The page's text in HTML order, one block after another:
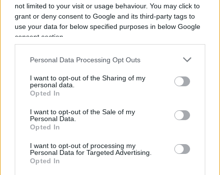
not limited to your visit or usage behaviour. You may click to
grant or deny consent to Google and its third-party tags to
use your data for below specified purposes in below Google
consent section.
Personal Data Processing Opt Outs
I want to opt-out of the Sharing of my
personal data.
Opted In
I want to opt-out of the Sale of my
Personal Data.
Opted In
I want to opt-out of processing my
Personal Data for Targeted Advertising.
Opted In
alcuna giustificazione, al pari di quella misteriosa
ragione che impedisce ai giudici di rimandare a
casa i tre minori, consentendo loro almeno di
passare il Natale coi propri genitori.
Ma qui, in particolare, ha offerto
occupa da tempo del caso di Garlasco, usando
parole nette come fili a piombo: “Il caso si è
risolto – ha esordito la giornalista -. Adesso quello
che resta cos’è: un accanimento , un non voler